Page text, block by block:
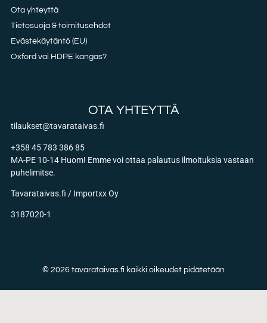
Ota yhteyttä
Tietosuoja & toimitusehdot
Evästekäytäntö (EU)
Oxford vai HDPE kangas?
OTA YHTEYTTÄ
tilaukset@tavarataivas.fi
+358 45 783 386 85
MA-PE 10-14 Huom! Emme voi ottaa palautus ilmoituksia vastaan
puhelimitse.
Tavarataivas.fi / Importxx Oy
3187020-1
© 2026 tavarataivas.fi kaikki oikeudet pidätetään